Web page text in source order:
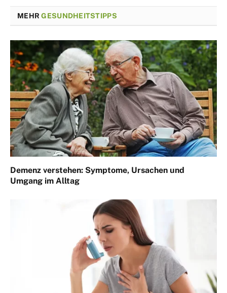
MEHRGESUNDHEITSTIPPS
Demenz verstehen: Symptome, Ursachen und
Umgang im Alltag